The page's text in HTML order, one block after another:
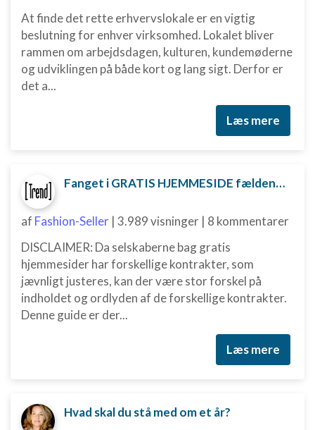
At finde det rette erhvervslokale er en vigtig
beslutning for enhver virksomhed. Lokalet bliver
rammen om arbejdsdagen, kulturen, kundemøderne
og udviklingen på både kort og lang sigt. Derfor er
det a...
Læs mere
Fanget i GRATIS HJEMMESIDE fælden? Sådan kan du måske komme ud af aftalen
af Fashion-Seller | 3.989 visninger | 8 kommentarer
DISCLAIMER: Da selskaberne bag gratis
hjemmesider har forskellige kontrakter, som
jævnligt justeres, kan der være stor forskel på
indholdet og ordlyden af de forskellige kontrakter.
Denne guide er der...
Læs mere
Hvad skal du stå med om et år?